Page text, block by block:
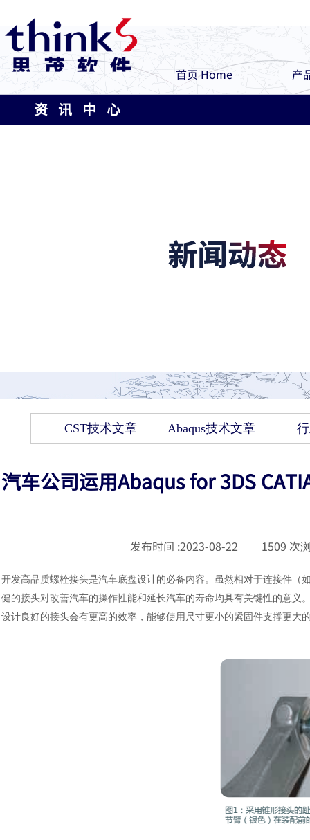
首页 Home 产
资 讯 中 心
CST技术文章 Abaqus技术文章
汽车公司运用Abaqus for 3DS
发布时间 :2023-08-22 1509 次
开发高品质螺栓接头是汽车底盘设计的必备内容。虽然相对于连接件
健的接头对改善汽车的操作性能和延长汽车的寿命均具有关键性的意
设计良好的接头会有更高的效率，能够使用尺寸更小的紧固件支撑更大